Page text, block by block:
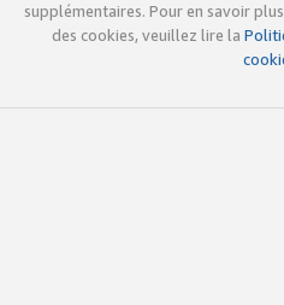
supplémentaires. Pour en savoir
des cookies, veuillez lire la